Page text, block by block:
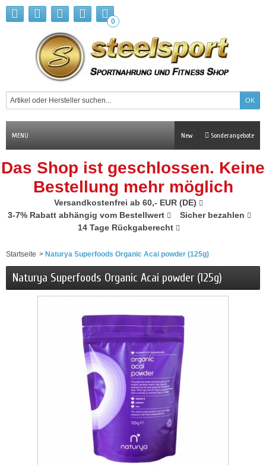
0
MENU Sonderangebote
New
Das Shop ist geschlossen. Keine
Bestellung mehr möglich
Versandkostenfrei ab 60,- EUR (DE)
3-7% Rabatt abhängig vom Bestellwert
Sicher bezahlen
14 Tage Rückgaberecht
Startseite > Naturya Superfoods Organic Acai powder (125g)
Naturya Superfoods Organic Acai powder (125g)